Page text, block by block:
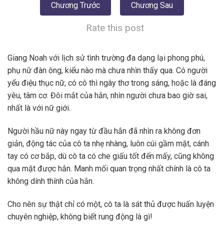
Chương Trước Chương Sau
Rate this post
Giang Noah với lịch sử tình trường đa dạng lại phong phú,
phụ nữ đàn ông, kiểu nào mà chưa nhìn thấy qua. Có người
yểu điệu thục nữ, có cô thì ngây thơ trong sáng, hoặc là đáng
yêu, tâm cơ. Đôi mắt của hắn, nhìn người chưa bao giờ sai,
nhất là với nữ giới.
Người hầu nữ này ngay từ đầu hắn đã nhìn ra không đơn
giản, động tác của cô ta nhẹ nhàng, luôn cúi gầm mặt, cánh
tay có cơ bắp, dù cô ta có che giấu tốt đến mấy, cũng không
qua mặt được hắn. Manh mối quan trọng nhất chính là cô ta
không dính thính của hắn.
Cho nên sự thật chỉ có một, cô ta là sát thủ được huấn luyện
chuyên nghiệp, không biết rung động là gì!